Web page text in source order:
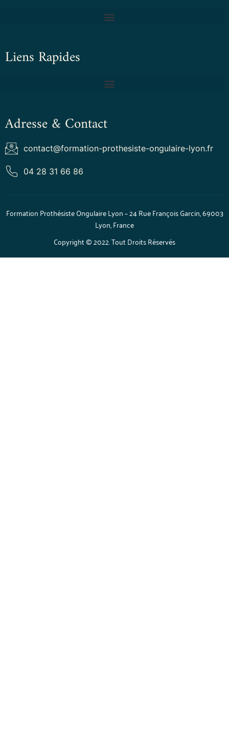
Liens Rapides
Adresse & Contact
contact@formation-prothesiste-ongulaire-lyon.fr
04 28 31 66 86
Formation Prothésiste Ongulaire Lyon – 24 Rue François Garcin, 69003
Lyon, France
Copyright © 2022. Tout Droits Réservés